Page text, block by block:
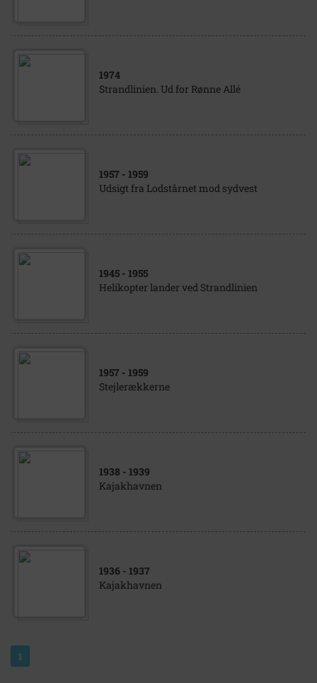
1974
Strandlinien. Ud for Rønne Allé
1957 - 1959
Udsigt fra Lodstårnet mod sydvest
1945 - 1955
Helikopter lander ved Strandlinien
1957 - 1959
Stejlerækkerne
1938 - 1939
Kajakhavnen
1936 - 1937
Kajakhavnen
1